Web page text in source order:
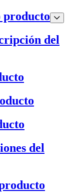
producto
del
del